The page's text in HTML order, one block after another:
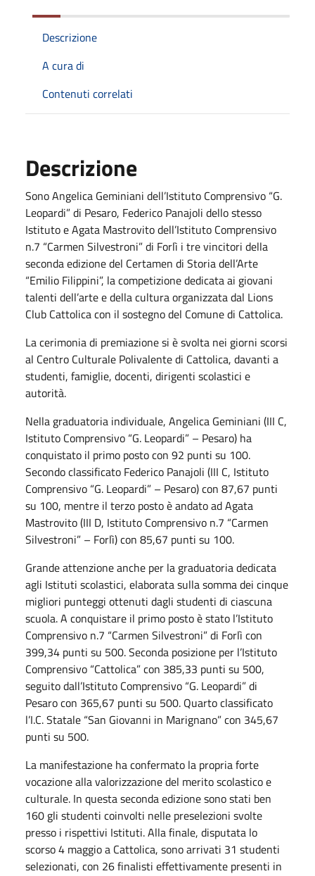
Descrizione
A cura di
Contenuti correlati
Descrizione
Sono Angelica Geminiani dell’Istituto Comprensivo “G.
Leopardi” di Pesaro, Federico Panajoli dello stesso
Istituto e Agata Mastrovito dell’Istituto Comprensivo
n.7 “Carmen Silvestroni” di Forlì i tre vincitori della
seconda edizione del Certamen di Storia dell’Arte
“Emilio Filippini”, la competizione dedicata ai giovani
talenti dell’arte e della cultura organizzata dal Lions
Club Cattolica con il sostegno del Comune di Cattolica.
La cerimonia di premiazione si è svolta nei giorni scorsi
al Centro Culturale Polivalente di Cattolica, davanti a
studenti, famiglie, docenti, dirigenti scolastici e
autorità.
Nella graduatoria individuale, Angelica Geminiani (III C,
Istituto Comprensivo “G. Leopardi” – Pesaro) ha
conquistato il primo posto con 92 punti su 100.
Secondo classificato Federico Panajoli (III C, Istituto
Comprensivo “G. Leopardi” – Pesaro) con 87,67 punti
su 100, mentre il terzo posto è andato ad Agata
Mastrovito (III D, Istituto Comprensivo n.7 “Carmen
Silvestroni” – Forlì) con 85,67 punti su 100.
Grande attenzione anche per la graduatoria dedicata
agli Istituti scolastici, elaborata sulla somma dei cinque
migliori punteggi ottenuti dagli studenti di ciascuna
scuola. A conquistare il primo posto è stato l’Istituto
Comprensivo n.7 “Carmen Silvestroni” di Forlì con
399,34 punti su 500. Seconda posizione per l’Istituto
Comprensivo “Cattolica” con 385,33 punti su 500,
seguito dall’Istituto Comprensivo “G. Leopardi” di
Pesaro con 365,67 punti su 500. Quarto classificato
l’I.C. Statale “San Giovanni in Marignano” con 345,67
punti su 500.
La manifestazione ha confermato la propria forte
vocazione alla valorizzazione del merito scolastico e
culturale. In questa seconda edizione sono stati ben
160 gli studenti coinvolti nelle preselezioni svolte
presso i rispettivi Istituti. Alla finale, disputata lo
scorso 4 maggio a Cattolica, sono arrivati 31 studenti
selezionati, con 26 finalisti effettivamente presenti in